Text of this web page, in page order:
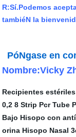
R:Sí.Podemos
tambiéN la
PóNgase en
Nombre:Vicky
Recipientes
0,2 8 Strip Pcr Tube
Bajo Hisopo con
orina Hisopo Nasal